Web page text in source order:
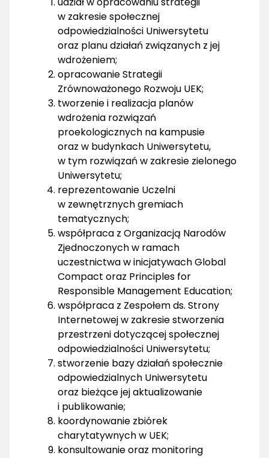
w zakresie społecznej
odpowiedzialności Uniwersytetu
oraz planu działań związanych z jej
wdrożeniem;
opracowanie Strategii
Zrównoważonego Rozwoju UEK;
tworzenie i realizacja planów
wdrożenia rozwiązań
proekologicznych na kampusie
oraz w budynkach Uniwersytetu,
w tym rozwiązań w zakresie zielonego
Uniwersytetu;
reprezentowanie Uczelni
w zewnętrznych gremiach
tematycznych;
współpraca z Organizacją Narodów
Zjednoczonych w ramach
uczestnictwa w inicjatywach Global
Compact oraz Principles for
Responsible Management Education;
współpraca z Zespołem ds. Strony
Internetowej w zakresie stworzenia
przestrzeni dotyczącej społecznej
odpowiedzialności Uniwersytetu;
stworzenie bazy działań społecznie
odpowiedzialnych Uniwersytetu
oraz bieżące jej aktualizowanie
i publikowanie;
koordynowanie zbiórek
charytatywnych w UEK;
konsultowanie oraz monitoring